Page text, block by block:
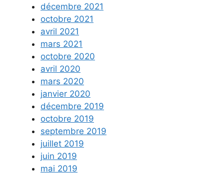
décembre 2021
octobre 2021
avril 2021
mars 2021
octobre 2020
avril 2020
mars 2020
janvier 2020
décembre 2019
octobre 2019
septembre 2019
juillet 2019
juin 2019
mai 2019